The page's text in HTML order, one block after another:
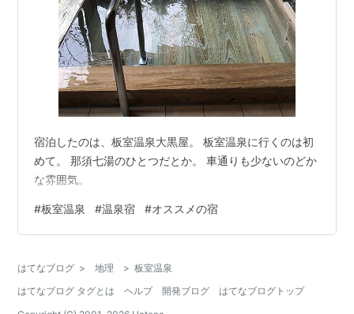
宿泊したのは、板室温泉大黒屋。 板室温泉に行くのは初
めて。 那須七湯のひとつだとか。 車通りも少ないのどか
な雰囲気。
#板室温泉 #温泉宿 #オススメの宿
はてなブログ > 地理 > 板室温泉
はてなブログ タグとは
ヘルプ 開発ブログ
はてなブログトップ